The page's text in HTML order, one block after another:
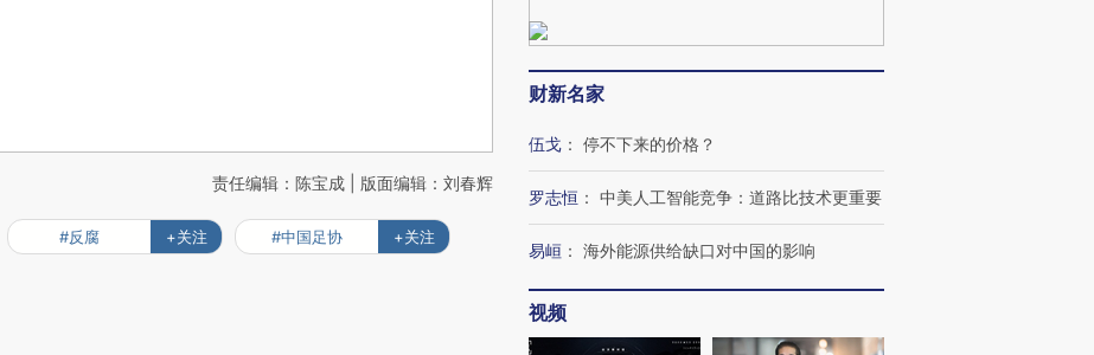
责任编辑：陈宝成 | 版面编辑：刘春辉
#反腐 +关注 #中国足协 +关注
财新名家
伍戈 ： 停不下来的价格？
罗志恒 ： 中美人工智能竞争：道路比技术更重要
易峘 ： 海外能源供给缺口对中国的影响
视频